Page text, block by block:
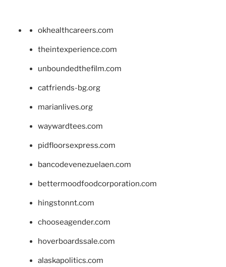
okhealthcareers.com
theintexperience.com
unboundedthefilm.com
catfriends-bg.org
marianlives.org
waywardtees.com
pidfloorsexpress.com
bancodevenezuelaen.com
bettermoodfoodcorporation.com
hingstonnt.com
chooseagender.com
hoverboardssale.com
alaskapolitics.com